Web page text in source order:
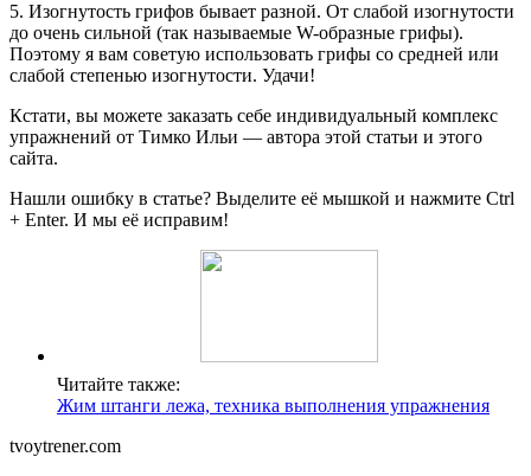
5. Изогнутость грифов бывает разной. От слабой изогнутости
до очень сильной (так называемые W-образные грифы).
Поэтому я вам советую использовать грифы со средней или
слабой степенью изогнутости. Удачи!
Кстати, вы можете заказать себе индивидуальный комплекс
упражнений от Тимко Ильи — автора этой статьи и этого
сайта.
Нашли ошибку в статье? Выделите её мышкой и нажмите Ctrl
+ Enter. И мы её исправим!
Читайте также:
Жим штанги лежа, техника выполнения упражнения
tvoytrener.com